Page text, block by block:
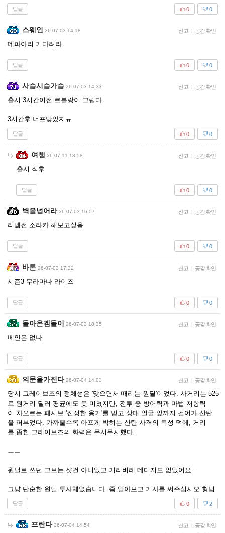
답글 0
0
스웨인 26-07-03 14:18 신고 | 공감 확인
데파아리 기다려라
답글 0
0
사슴시슴가슴 26-07-03 14:33 신고 | 공감 확인
출시 3시간이전 르블랑이 그립다
3시간후 너프맞았지ㅠ
답글 0
0
여챔 26-07-11 18:58 신고 | 공감 확인
출시 직후
답글 0
0
벽을넘어라 26-07-03 16:07 신고 | 공감 확인
리멬전 소라카 해보고싶음
답글 0
0
바론 26-07-03 17:32 신고 | 공감 확인
시즌3 무라마나 라이즈
답글 0
0
돌아온겜돌이 26-07-03 18:35 신고 | 공감 확인
베인은 없나
답글 0
0
의문을가진다 26-07-04 14:03 신고 | 공감 확인
당시 그레이브즈의 정체성은 '맞으면서 때리는 원딜'이었다. 사거리는 525
로 원거리 딜러 평균에도 못 미쳤지만, 전투 중 방어력과 마법 저항력
이 차오르는 패시브 '진정한 용기'를 믿고 상대 얼굴 앞까지 걸어가 산탄
을 퍼부었다. 가까울수록 아프게 박히는 산탄 사격의 특성 덕에, 거리
를 좁힌 그레이브즈의 화력은 무시무시했다.
ㅡㅡ
원딜로 쓰던 그브는 샷건 아니었고 거리비례 데미지도 없었어요...
그냥 단순한 원딜 투사체였습니다. 좀 알아보고 기사를 써주십시오 형님
답글 2
0
프란다 26-07-04 14:54 신고 | 공감 확인